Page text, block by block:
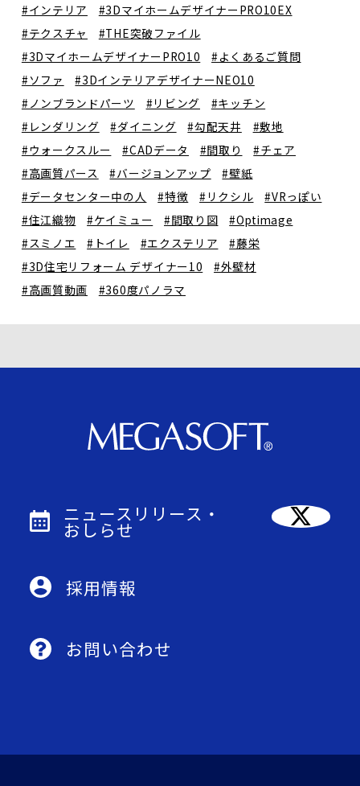
#インテリア
#3DマイホームデザイナーPRO10EX
#テクスチャ
#THE突破ファイル
#3DマイホームデザイナーPRO10
#よくあるご質問
#ソファ
#3DインテリアデザイナーNEO10
#ノンブランドパーツ
#リビング
#キッチン
#レンダリング
#ダイニング #勾配天井
#敷地
#ウォークスルー
#CADデータ #間取り
#チェア
#高画質パース
#バージョンアップ
#壁紙
#データセンター中の人
#特徴 #リクシル
#VRっぽい
#住江織物
#ケイミュー #間取り図
#Optimage
#スミノエ
#トイレ #エクステリア
#藤栄
#3D住宅リフォーム デザイナー10
#外壁材
#高画質動画
#360度パノラマ
ニュースリリース・
おしらせ
採用情報
お問い合わせ